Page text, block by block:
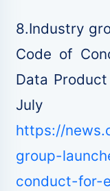
8.Industry
Code of
Data
July
https://
group-
conduct-for-